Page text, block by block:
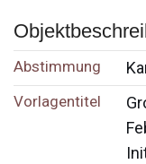
Abstimmung
Vorlagentitel